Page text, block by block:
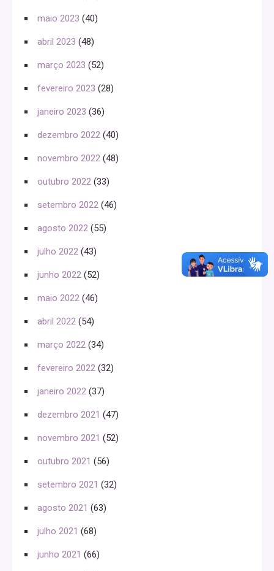
maio 2023 (40)
abril 2023 (48)
março 2023 (52)
fevereiro 2023 (28)
janeiro 2023 (36)
dezembro 2022 (40)
novembro 2022 (48)
outubro 2022 (33)
setembro 2022 (46)
agosto 2022 (55)
julho 2022 (43)
junho 2022 (52)
maio 2022 (46)
abril 2022 (54)
março 2022 (34)
fevereiro 2022 (32)
janeiro 2022 (37)
dezembro 2021 (47)
novembro 2021 (52)
outubro 2021 (56)
setembro 2021 (32)
agosto 2021 (63)
julho 2021 (68)
junho 2021 (66)